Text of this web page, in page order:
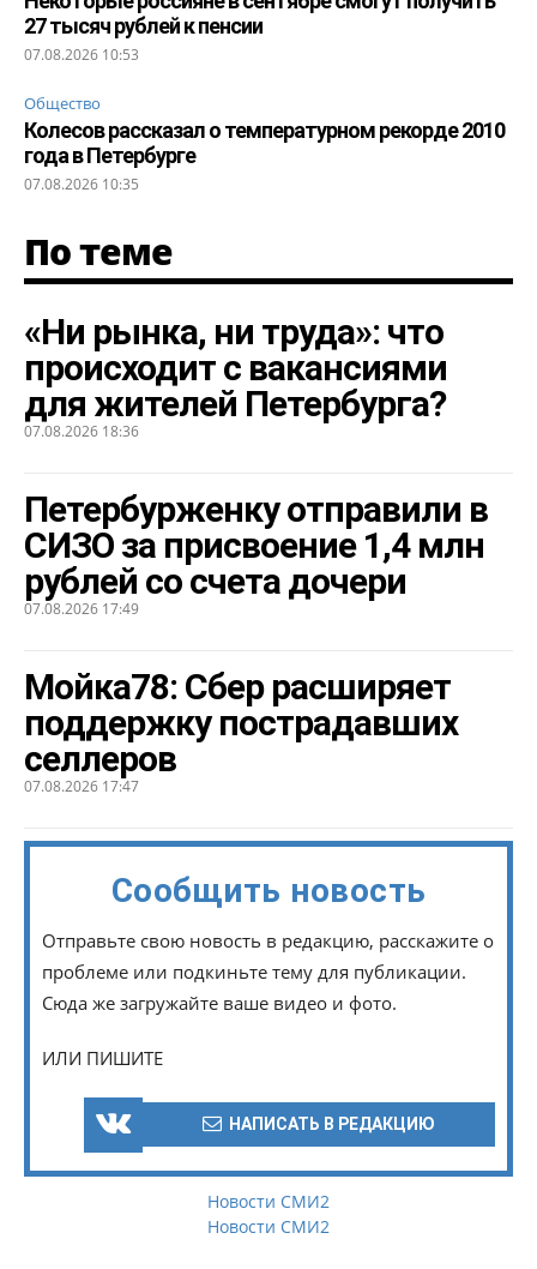
27 тысяч рублей к пенсии
07.08.2026 10:53
Общество
Колесов рассказал о температурном рекорде 2010
года в Петербурге
07.08.2026 10:35
По теме
«Ни рынка, ни труда»: что
происходит с вакансиями
для жителей Петербурга?
07.08.2026 18:36
Петербурженку отправили в
СИЗО за присвоение 1,4 млн
рублей со счета дочери
07.08.2026 17:49
Мойка78: Сбер расширяет
поддержку пострадавших
селлеров
07.08.2026 17:47
Сообщить новость
Отправьте свою новость в редакцию, расскажите о
проблеме или подкиньте тему для публикации.
Сюда же загружайте ваше видео и фото.
ИЛИ ПИШИТЕ
НАПИСАТЬ В РЕДАКЦИЮ
Новости СМИ2
Новости СМИ2